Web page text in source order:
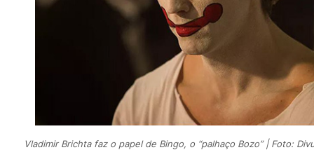
Vladimir Brichta faz o papel de Bingo, o “palhaço Bozo” | Foto: